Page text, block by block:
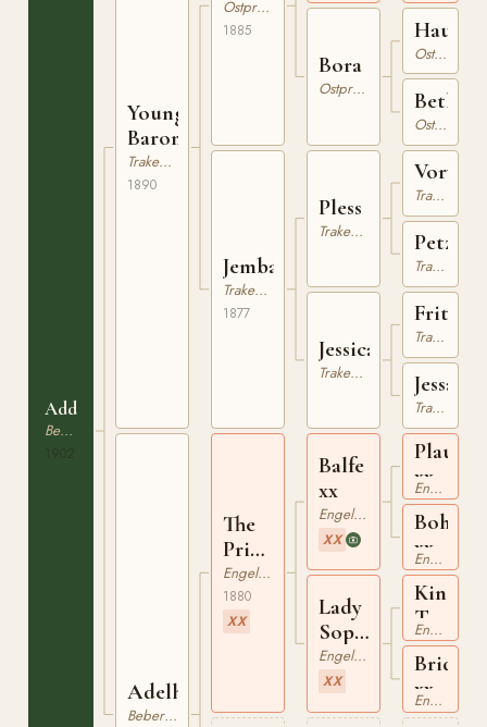
Addition
Beberbeck
Young
Barometer
Trakehner
1890
Adelheid
Beberbeck
Ostpreussare
1885
Jemba
Trakehner
1877
The
Prince
xx
Engelskt Fullblod
1880
XX
Bora
Ostpreussare
Pless
Trakehner
Jessica
Trakehner
Balfe
xx
Engelskt Fullblod
XX
Lady
Sophie
xx
Engelskt Fullblod
XX
Ostpreussare
Betha
Ostpreussare
Trakehner
Petze
Trakehner
Fritter
Trakehner
Trakehner
Plaudit
xxEngelskt Fullblod
xxEngelskt Fullblod
King
Tom
xxEngelskt Fullblod
Bridle
xxEngelskt Fullblod